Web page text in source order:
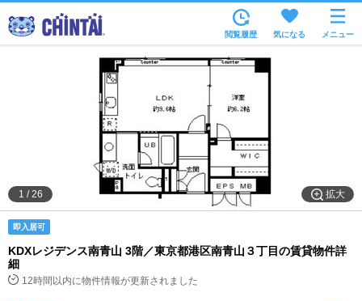
住所から
家賃相場から
通勤通学時間から
物件特集から
不動産会社から
閲覧履歴 気になる メニュー
拡大
1 /26
即入居可
KDXレジデンス南青山 3階／東京都港区南青山３丁目の賃貸物件詳
細
12時間以内に物件情報が更新されました